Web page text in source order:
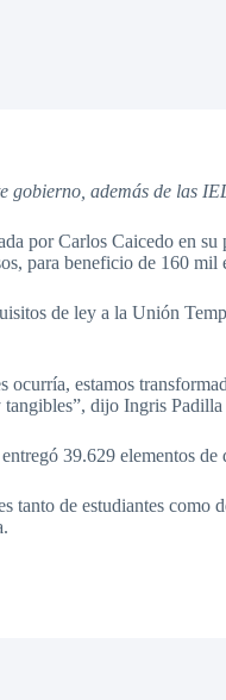
gobierno, además de las
por Carlos Caicedo en
para beneficio de 160
de ley a la Unión
estamos
dijo Ingris
39.629 elementos
tanto de estudiantes